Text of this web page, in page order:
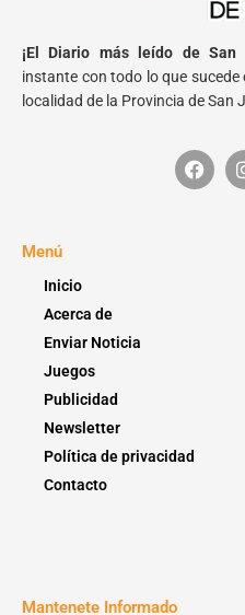
¡El Diario más leído de San
instante con todo lo que
localidad de la Provincia de San
Menú
Inicio
Acerca de
Enviar Noticia
Juegos
Publicidad
Newsletter
Política de privacidad
Contacto
Mantenete Informado